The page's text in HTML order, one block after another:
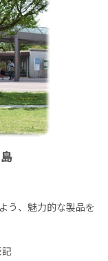
う、魅力的な製品を